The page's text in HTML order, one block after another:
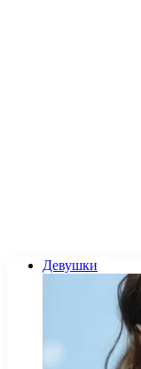
Девушки